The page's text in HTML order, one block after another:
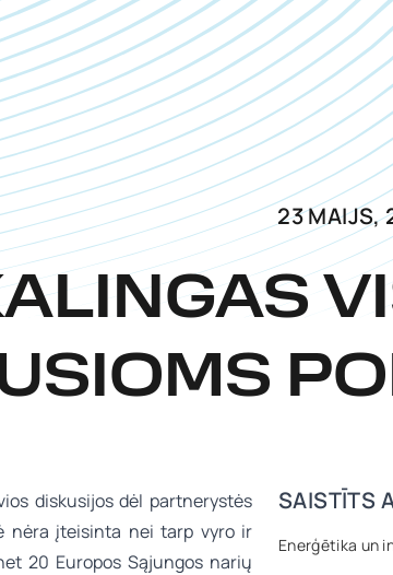
23 MAIJS,
SAISTĪTS
Enerģētika un
diskusijos dėl partnerystės
nėra įteisinta nei tarp vyro ir
20 Europos Sąjungos narių